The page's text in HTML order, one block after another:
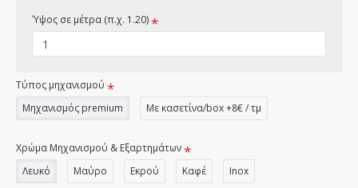
Ύψος σε μέτρα (π.χ. 1.20)
Τύπος μηχανισμού
Μηχανισμός premium
Με κασετίνα/box +8€ / τμ
Χρώμα Μηχανισμού & Εξαρτημάτων
Λευκό
Μαύρο Εκρού Καφέ Inox